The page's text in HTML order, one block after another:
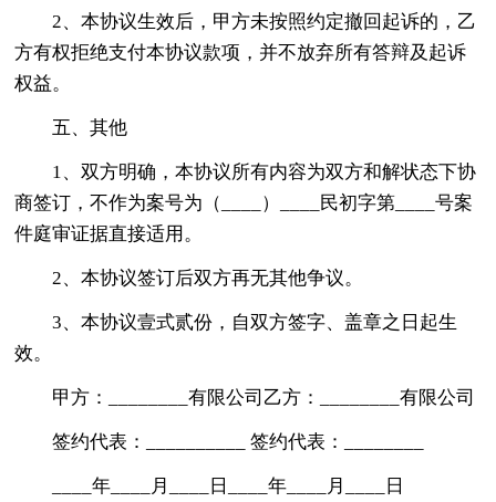
2、本协议生效后，甲方未按照约定撤回起诉的，乙
方有权拒绝支付本协议款项，并不放弃所有答辩及起诉
权益。
五、其他
1、双方明确，本协议所有内容为双方和解状态下协
商签订，不作为案号为（____）____民初字第____号案
件庭审证据直接适用。
2、本协议签订后双方再无其他争议。
3、本协议壹式贰份，自双方签字、盖章之日起生
效。
甲方：________有限公司乙方：________有限公司
签约代表：__________ 签约代表：________
____年____月____日____年____月____日